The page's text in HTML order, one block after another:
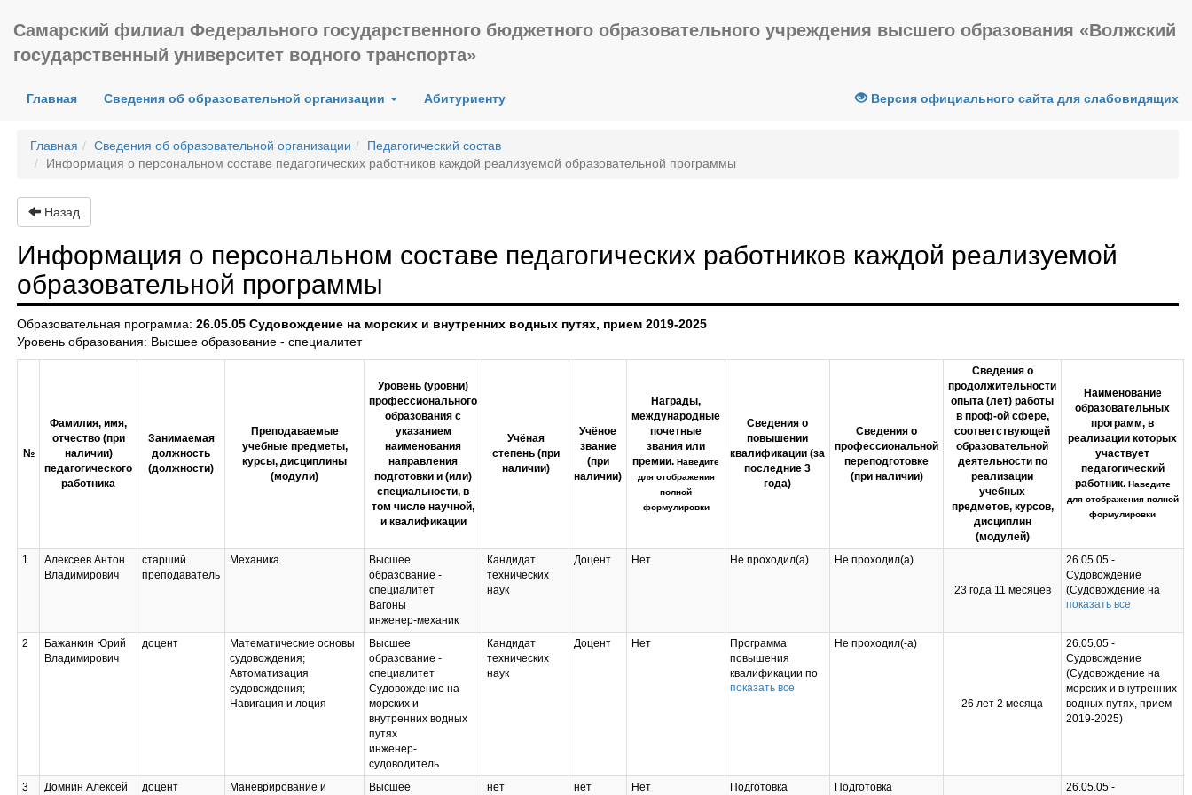
Самарский филиал Федерального государственного бюджетного образовательного учреждения высшего образования «Волжский
государственный университет водного транспорта»
Главная(current)Сведения об образовательной организации Абитуриенту Версия официального сайта для слабовидящих
Главная Сведения об образовательной организации
Педагогический состав
Информация о персональном составе педагогических работников каждой реализуемой образовательной программы
Назад
Информация о персональном составе педагогических работников каждой реализуемой
образовательной программы
Образовательная программа: 26.05.05 Судовождение на морских и внутренних водных путях, прием 2019-2025
Уровень образования: Высшее образование - специалитет
№
Фамилия, имя,
отчество (при
наличии)
педагогического
работника
Занимаемая
должность
(должности)
Преподаваемые
учебные предметы,
курсы, дисциплины
(модули)
Уровень (уровни)
профессионального
образования с
указанием
наименования
направления
подготовки и (или)
специальности, в
том числе научной,
и квалификации
Учёная
степень (при
наличии)
Учёное
звание
(при
наличии)
Награды,
международные
почетные
звания или
премии. Наведите
для отображения
полной
формулировки
Сведения о
повышении
квалификации (за
последние 3
года)
Сведения о
профессиональной
переподготовке
(при наличии)
Сведения о
продолжительности
опыта (лет) работы
в проф-ой сфере,
соответствующей
образовательной
деятельности по
реализации
учебных
предметов, курсов,
дисциплин
(модулей)
Наименование
образовательных
программ, в
реализации которых
участвует
педагогический
работник. Наведите
для отображения полной
формулировки
1
Алексеев Антон
Владимирович
старший
преподаватель
Механика
Высшее
образование -
специалитет
Вагоны
инженер-механик
Кандидат
технических
наук
Доцент Нет Не проходил(а) Не проходил(а)
23 года 11 месяцев
26.05.05 -
Судовождение
(Судовождение на
морских и внутренних
2019-2025); 26.05.06 -
Эксплуатация
судовых
энергетических
установок
(Эксплуатация
судовых
море плавания,
показать все
2
Бажанкин Юрий
Владимирович
доцент
Математические основы
судовождения;
Автоматизация
судовождения;
Навигация и лоция
Высшее
образование -
специалитет
Судовождение на
морских и
внутренних водных
путях
инженер-
судоводитель
Кандидат
технических
наук
Доцент Нет
Программа
повышения
квалификации по
должности
и более 2023
показать все
Не проходил(-а)
26 лет 2 месяца
26.05.05 -
Судовождение
(Судовождение на
морских и внутренних
водных путях, прием
2019-2025)
3
Домнин Алексей
доцент
Маневрирование и
Высшее
нет нет Нет
Подготовка
Подготовка
26.05.05 -